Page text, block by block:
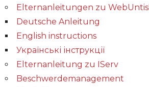
Elternanleitungen zu WebUntis
Deutsche Anleitung
English instructions
Українські інструкції
Elternanleitung zu IServ
Beschwerdemanagement